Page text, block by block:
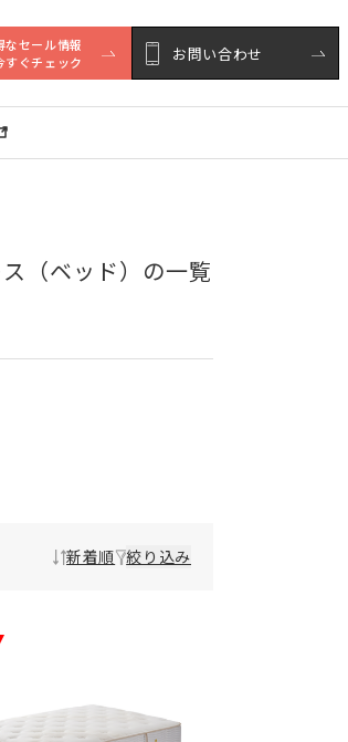
なセール情報
すぐチェック
お問い合わせ
（ベッド）の一覧
新着順 絞り込み